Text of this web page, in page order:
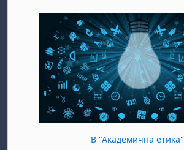
В "Академична етика"